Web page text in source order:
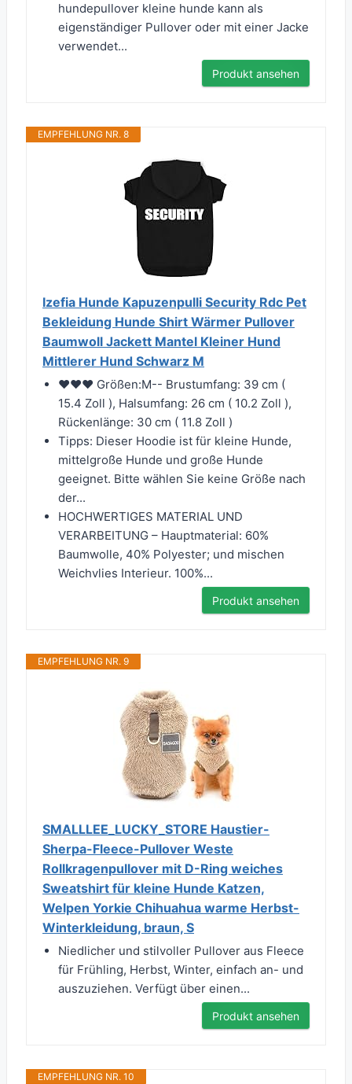
hundepullover kleine hunde kann als
eigenständiger Pullover oder mit einer Jacke
verwendet...
Produkt ansehen
EMPFEHLUNG NR. 8
Izefia Hunde Kapuzenpulli Security Rdc Pet
Bekleidung Hunde Shirt Wärmer Pullover
Baumwoll Jackett Mantel Kleiner Hund
Mittlerer Hund Schwarz M
❤❤❤ Größen:M-- Brustumfang: 39 cm (
15.4 Zoll ), Halsumfang: 26 cm ( 10.2 Zoll ),
Rückenlänge: 30 cm ( 11.8 Zoll )
Tipps: Dieser Hoodie ist für kleine Hunde,
mittelgroße Hunde und große Hunde
geeignet. Bitte wählen Sie keine Größe nach
der...
HOCHWERTIGES MATERIAL UND
VERARBEITUNG – Hauptmaterial: 60%
Baumwolle, 40% Polyester; und mischen
Weichvlies Interieur. 100%...
Produkt ansehen
EMPFEHLUNG NR. 9
SMALLLEE_LUCKY_STORE Haustier-
Sherpa-Fleece-Pullover Weste
Rollkragenpullover mit D-Ring weiches
Sweatshirt für kleine Hunde Katzen,
Welpen Yorkie Chihuahua warme Herbst-
Winterkleidung, braun, S
Niedlicher und stilvoller Pullover aus Fleece
für Frühling, Herbst, Winter, einfach an- und
auszuziehen. Verfügt über einen...
Produkt ansehen
EMPFEHLUNG NR. 10